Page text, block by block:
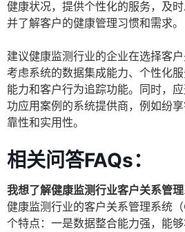
健康状况，提供个性化的服务，及时
并了解客户的健康管理习惯和需求。
建议健康监测行业的企业在选择客
考虑系统的数据集成能力、个性化
能力和客户行为追踪功能。同时，
功应用案例的系统提供商，例如纷
靠性和实用性。
相关问答FAQs：
我想了解健康监测行业客户关系管理
健康监测行业的客户关系管理系统
个特点：一是数据整合能力强，能